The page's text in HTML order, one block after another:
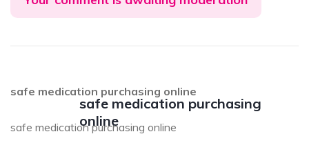
safe medication purchasing
online
safe medication purchasing online
safe medication purchasing online